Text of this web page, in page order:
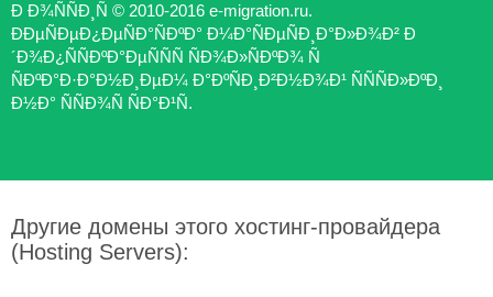
Ð Ð¾ÑÑÐ¸Ñ © 2010-2016 e-migration.ru.
ÐÐµÑÐµÐ¿ÐµÑÐ°ÑÐºÐ° Ð¼Ð°ÑÐµÑÐ¸Ð°Ð»Ð¾Ð² Ð
´Ð¾Ð¿ÑÑÐºÐ°ÐµÑÑÑ ÑÐ¾Ð»ÑÐºÐ¾ Ñ
ÑÐºÐ°Ð·Ð°Ð½Ð¸ÐµÐ¼ Ð°ÐºÑÐ¸Ð²Ð½Ð¾Ð¹ ÑÑÑÐ»ÐºÐ¸
Ð½Ð° ÑÑÐ¾Ñ ÑÐ°Ð¹Ñ.
Другие домены этого хостинг-провайдера
(Hosting Servers):